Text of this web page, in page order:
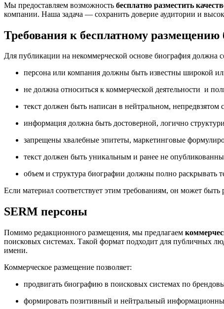
Мы предоставляем возможность бесплатно разместить
компании. Наша задача — сохранить доверие аудитории и
Требования к бесплатному размещению
Для публикации на некоммерческой основе биография должна
персона или компания должны быть известны широкой
не должна относиться к коммерческой деятельности и
текст должен быть написан в нейтральном,
информация должна быть достоверной, логично
запрещены хвалебные эпитеты, маркетинговые
текст должен быть уникальным и ранее не
объем и структура биографии должны полно раскрывать
Если материал соответствует этим требованиям, он может
SERM персоны
Помимо редакционного размещения, мы предлагаем
поисковых системах. Такой формат подходит для публичных
имени.
Коммерческое размещение позволяет:
продвигать биографию в поисковых системах по
формировать позитивный и нейтральный